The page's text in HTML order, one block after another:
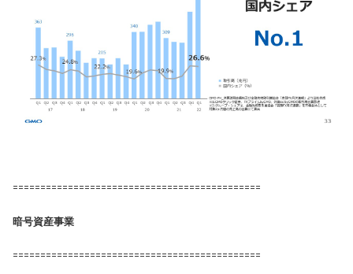
=============================================
暗号資産事業
=============================================